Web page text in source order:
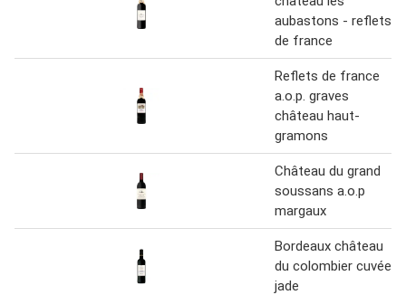
aubastons - reflets
de france
Reflets de france
a.o.p. graves
château haut-
gramons
Château du grand
soussans a.o.p
margaux
Bordeaux château
du colombier cuvée
jade